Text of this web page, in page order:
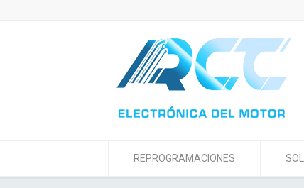
REPROGRAMACIONES